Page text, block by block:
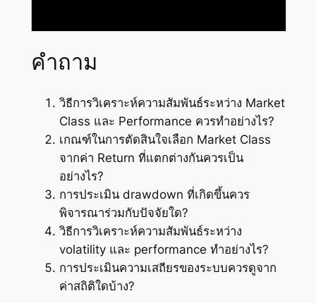
คำถาม
วิธีการวิเคราะห์ความสัมพันธ์ระหว่าง Market
Class และ Performance ควรทำอย่างไร?
เกณฑ์ในการตัดสินใจเลือก Market Class
จากค่า Return ที่แตกต่างกันควรเป็น
อย่างไร?
การประเมิน drawdown ที่เกิดขึ้นควร
พิจารณาร่วมกับปัจจัยใด?
วิธีการวิเคราะห์ความสัมพันธ์ระหว่าง
volatility และ performance ทำอย่างไร?
การประเมินความเสถียรของระบบควรดูจาก
ค่าสถิติใดบ้าง?